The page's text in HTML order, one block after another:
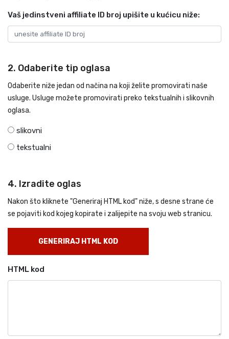
Vaš jedinstveni affiliate ID broj upišite u kućicu niže:
2. Odaberite tip oglasa
Odaberite niže jedan od načina na koji želite promovirati naše
usluge. Usluge možete promovirati preko tekstualnih i slikovnih
oglasa.
slikovni
tekstualni
4. Izradite oglas
Nakon što kliknete "Generiraj HTML kod" niže, s desne strane će
se pojaviti kod kojeg kopirate i zalijepite na svoju web stranicu.
GENERIRAJ HTML KOD
HTML kod